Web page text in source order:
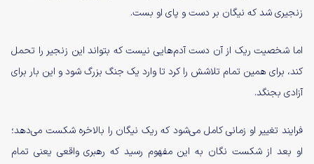
زنجیری شد که نیگان بر دست و پای او بست.
اما شخصیت ریک از آن دست آدم‌هایی نیست که بتواند این زنجیر را تحمل
کند، برای همین تمام تلاشش را کرد تا وارد یک جنگ بزرگ شود و این بار برای
آزادی بجنگد.
فرایند تغییر او زمانی کامل می‌شود که ریک نیگان را بالاخره شکست می‌دهد؛
او بعد از شکست نگان به این مفهوم رسید که رهبری واقعی یعنی تمام